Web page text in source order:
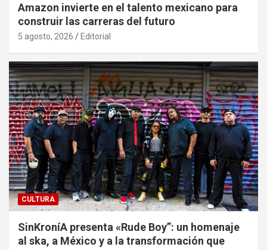
Amazon invierte en el talento mexicano para
construir las carreras del futuro
5 agosto, 2026 Editorial
CULTURA
SinKroníA presenta «Rude Boy”: un homenaje
al ska, a México y a la transformación que